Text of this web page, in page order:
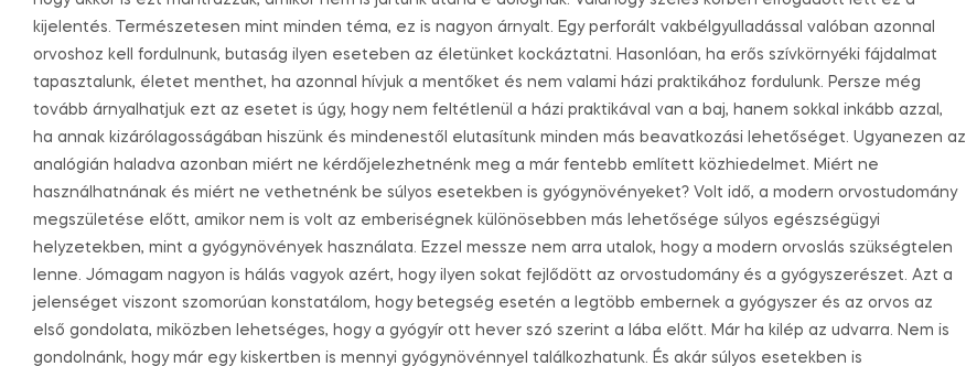
kijelentés. Természetesen mint minden téma, ez is nagyon árnyalt. Egy perforált vakbélgyulladással valóban azonnal
orvoshoz kell fordulnunk, butaság ilyen eseteben az életünket kockáztatni. Hasonlóan, ha erős szívkörnyéki fájdalmat
tapasztalunk, életet menthet, ha azonnal hívjuk a mentőket és nem valami házi praktikához fordulunk. Persze még
tovább árnyalhatjuk ezt az esetet is úgy, hogy nem feltétlenül a házi praktikával van a baj, hanem sokkal inkább azzal,
ha annak kizárólagosságában hiszünk és mindenestől elutasítunk minden más beavatkozási lehetőséget. Ugyanezen az
analógián haladva azonban miért ne kérdőjelezhetnénk meg a már fentebb említett közhiedelmet. Miért ne
használhatnának és miért ne vethetnénk be súlyos esetekben is gyógynövényeket? Volt idő, a modern orvostudomány
megszületése előtt, amikor nem is volt az emberiségnek különösebben más lehetősége súlyos egészségügyi
helyzetekben, mint a gyógynövények használata. Ezzel messze nem arra utalok, hogy a modern orvoslás szükségtelen
lenne. Jómagam nagyon is hálás vagyok azért, hogy ilyen sokat fejlődött az orvostudomány és a gyógyszerészet. Azt a
jelenséget viszont szomorúan konstatálom, hogy betegség esetén a legtöbb embernek a gyógyszer és az orvos az
első gondolata, miközben lehetséges, hogy a gyógyír ott hever szó szerint a lába előtt. Már ha kilép az udvarra. Nem is
gondolnánk, hogy már egy kiskertben is mennyi gyógynövénnyel találkozhatunk. És akár súlyos esetekben is